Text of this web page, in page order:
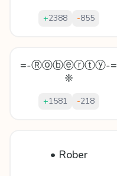
+2388 -855
=-Ⓡⓞⓑⓔⓡⓣⓨ-=
❈
+1581 -218
• Rober